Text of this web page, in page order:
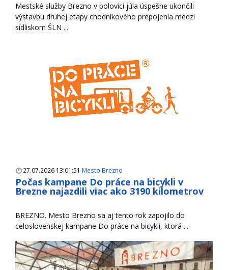
Mestské služby Brezno v polovici júla úspešne ukončili
výstavbu druhej etapy chodníkového prepojenia medzi
sídliskom ŠLN ...
27.07.2026 13:01:51 Mesto Brezno
Počas kampane Do práce na bicykli v
Brezne najazdili viac ako 3190 kilometrov
BREZNO. Mesto Brezno sa aj tento rok zapojilo do
celoslovenskej kampane Do práce na bicykli, ktorá ...